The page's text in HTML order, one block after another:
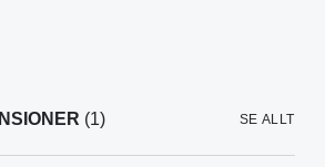
(1) SE ALLT